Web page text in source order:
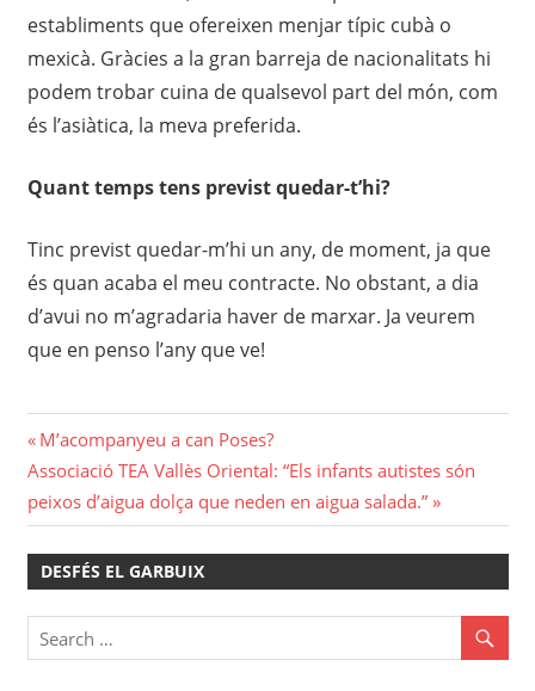
establiments que ofereixen menjar típic cubà o
mexicà. Gràcies a la gran barreja de nacionalitats hi
podem trobar cuina de qualsevol part del món, com
és l’asiàtica, la meva preferida.
Quant temps tens previst quedar-t’hi?
Tinc previst quedar-m’hi un any, de moment, ja que
és quan acaba el meu contracte. No obstant, a dia
d’avui no m’agradaria haver de marxar. Ja veurem
que en penso l’any que ve!
Navegació
d'entrades
Previous
Post:
M’acompanyeu a can Poses?
Next
Post:
Associació TEA Vallès Oriental: “Els infants autistes són
peixos d’aigua dolça que neden en aigua salada.”
DESFÉS EL GARBUIX